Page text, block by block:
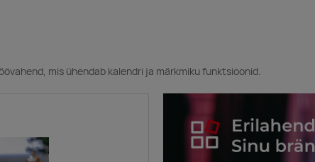
mis ühendab kalendri ja märkmiku funktsioonid.